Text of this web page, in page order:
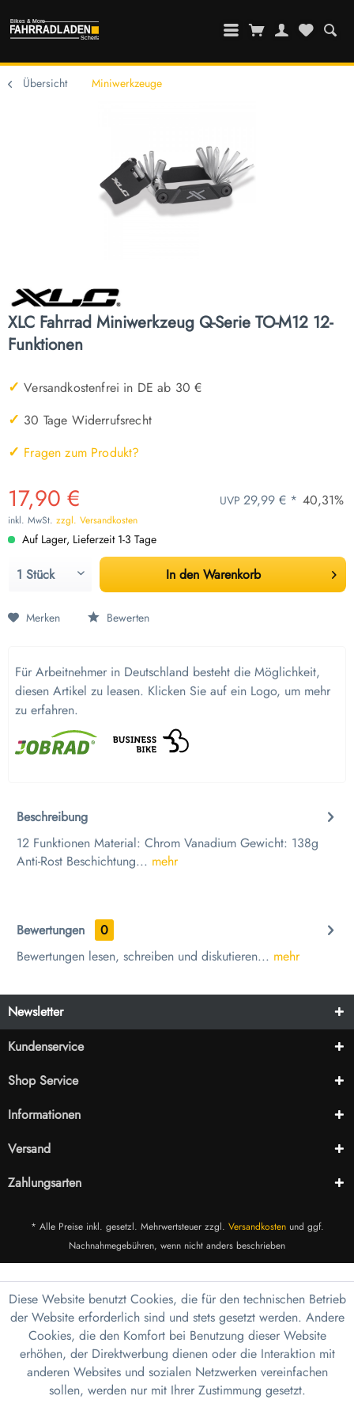
Übersicht Miniwerkzeuge
XLC Fahrrad Miniwerkzeug Q-Serie TO-M12 12-
Funktionen
✓ Versandkostenfrei in DE ab 30 €
✓ 30 Tage Widerrufsrecht
✓ Fragen zum Produkt?
17,90 € UVP 29,99 € * 40,31%
inkl. MwSt. zzgl. Versandkosten
Auf Lager, Lieferzeit 1-3 Tage
In den Warenkorb
Merken Bewerten
Für Arbeitnehmer in Deutschland besteht die Möglichkeit,
diesen Artikel zu leasen. Klicken Sie auf ein Logo, um mehr
zu erfahren.
Beschreibung
12 Funktionen Material: Chrom Vanadium Gewicht: 138g
Anti-Rost Beschichtung... mehr
Bewertungen
0
Bewertungen lesen, schreiben und diskutieren... mehr
Newsletter
Kundenservice
Shop Service
Informationen
Versand
Zahlungsarten
* Alle Preise inkl. gesetzl. Mehrwertsteuer zzgl. Versandkostenund ggf.
Nachnahmegebühren, wenn nicht anders beschrieben
Diese Website benutzt Cookies, die für den technischen Betrieb
der Website erforderlich sind und stets gesetzt werden. Andere
Cookies, die den Komfort bei Benutzung dieser Website
erhöhen, der Direktwerbung dienen oder die Interaktion mit
anderen Websites und sozialen Netzwerken vereinfachen
sollen, werden nur mit Ihrer Zustimmung gesetzt.